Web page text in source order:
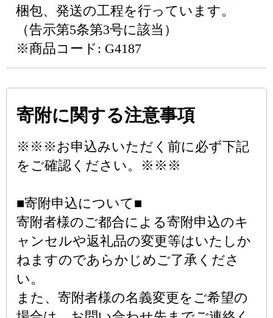
梱包、発送の工程を行っています。
（告示第5条第3号に該当）
※商品コード: G4187
寄附に関する注意事項
※※※お申込みいただく前に必ず下記
をご確認ください。※※※
■寄附申込について■
寄附者様のご都合による寄附申込のキ
ャンセルや返礼品の変更等はいたしか
ねますのであらかじめご了承くださ
い。
また、寄附者様の名義変更をご希望の